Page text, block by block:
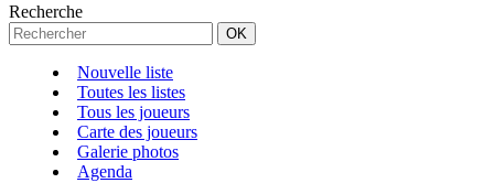
Recherche
Nouvelle liste
Toutes les listes
Tous les joueurs
Carte des joueurs
Galerie photos
Agenda